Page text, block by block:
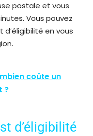
postale et vous
Vous pouvez
en vous
coûte un
?
d’éligibilité